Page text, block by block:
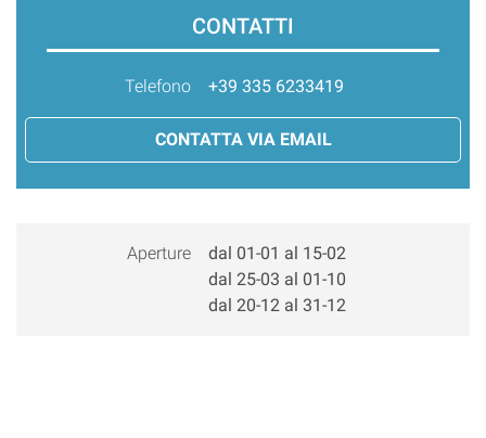
CONTATTI
Telefono +39 335 6233419
CONTATTA VIA EMAIL
Aperture
dal 01-01 al 15-02
dal 25-03 al 01-10
dal 20-12 al 31-12